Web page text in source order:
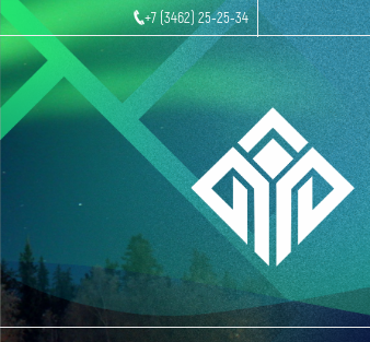
+7 (3462) 25-25-34